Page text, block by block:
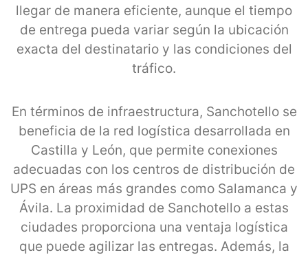
llegar de manera eficiente, aunque el tiempo
de entrega pueda variar según la ubicación
exacta del destinatario y las condiciones del
tráfico.
En términos de infraestructura, Sanchotello se
beneficia de la red logística desarrollada en
Castilla y León, que permite conexiones
adecuadas con los centros de distribución de
UPS en áreas más grandes como Salamanca y
Ávila. La proximidad de Sanchotello a estas
ciudades proporciona una ventaja logística
que puede agilizar las entregas. Además, la